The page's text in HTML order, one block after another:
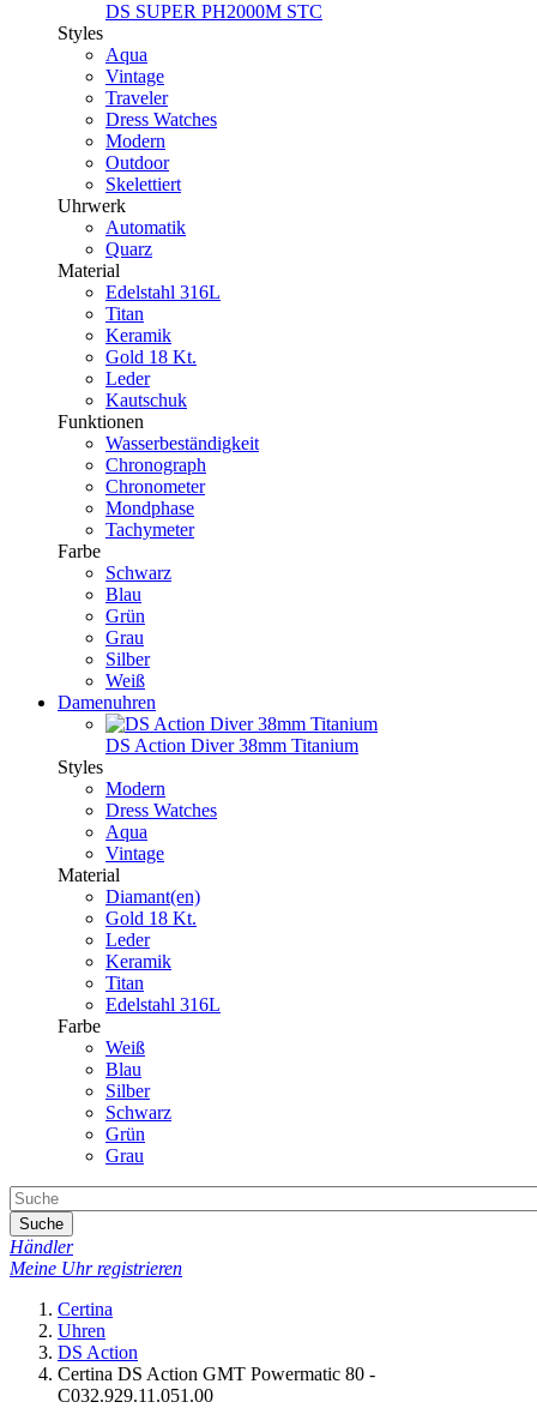
DS SUPER PH2000M STC
Styles
Aqua
Vintage
Traveler
Dress Watches
Modern
Outdoor
Skelettiert
Uhrwerk
Automatik
Quarz
Material
Edelstahl 316L
Titan
Keramik
Gold 18 Kt.
Leder
Kautschuk
Funktionen
Wasserbeständigkeit
Chronograph
Chronometer
Mondphase
Tachymeter
Farbe
Schwarz
Blau
Grün
Grau
Silber
Weiß
Damenuhren
DS Action Diver 38mm Titanium
Styles
Modern
Dress Watches
Aqua
Vintage
Material
Diamant(en)
Gold 18 Kt.
Leder
Keramik
Titan
Edelstahl 316L
Farbe
Weiß
Blau
Silber
Schwarz
Grün
Grau
Suche
Händler
Meine Uhr registrieren
Certina
Uhren
DS Action
Certina DS Action GMT Powermatic 80 -
C032.929.11.051.00